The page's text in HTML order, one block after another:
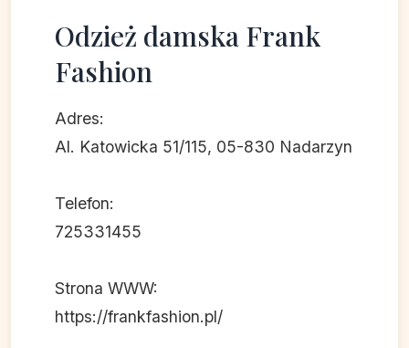
Odzież damska Frank
Fashion
Adres:
Al. Katowicka 51/115, 05-830 Nadarzyn
Telefon:
725331455
Strona WWW:
https://frankfashion.pl/